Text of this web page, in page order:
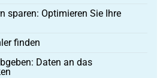
sparen: Optimieren Sie Ihre
finden
Daten an das